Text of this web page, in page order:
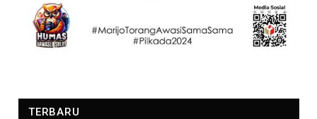
TERBARU